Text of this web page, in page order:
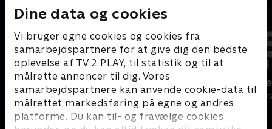
Dine data og cookies
Vi bruger egne cookies og cookies fra
samarbejdspartnere for at give dig den bedste
oplevelse af TV 2 PLAY, til statistik og til at
målrette annoncer til dig. Vores
samarbejdspartnere kan anvende cookie-data til
målrettet markedsføring på egne og andres
platforme. Du kan til- og fravælge cookies
Hvor fanden er Herning?
Komedie • 1 sæsoner
P.I.S. -
Komedie • 2